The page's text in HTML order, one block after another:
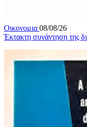
Οικονομια 08/08/26
Έκτακτη συνάντηση της